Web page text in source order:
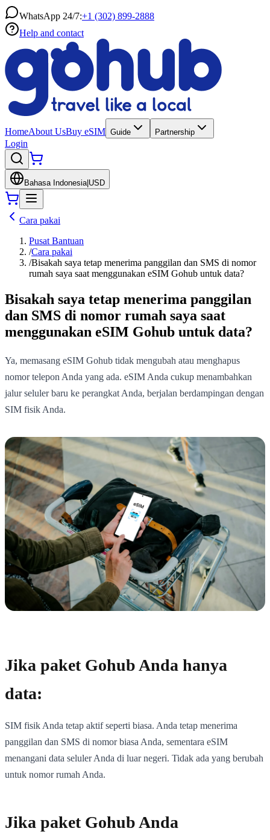
WhatsApp 24/7:+1 (302) 899-2888
Help and contact
HomeAbout UsBuy eSIM Guide Partnership
Login
Bahasa Indonesia| USD
Cara pakai
Pusat Bantuan
/Cara pakai
/Bisakah saya tetap menerima panggilan dan SMS di nomor
rumah saya saat menggunakan eSIM Gohub untuk data?
Bisakah saya tetap menerima panggilan
dan SMS di nomor rumah saya saat
menggunakan eSIM Gohub untuk data?
Ya, memasang eSIM Gohub tidak mengubah atau menghapus
nomor telepon Anda yang ada. eSIM Anda cukup menambahkan
jalur seluler baru ke perangkat Anda, berjalan berdampingan dengan
SIM fisik Anda.
Jika paket Gohub Anda hanya
data:
SIM fisik Anda tetap aktif seperti biasa. Anda tetap menerima
panggilan dan SMS di nomor biasa Anda, sementara eSIM
menangani data seluler Anda di luar negeri. Tidak ada yang berubah
untuk nomor rumah Anda.
Jika paket Gohub Anda